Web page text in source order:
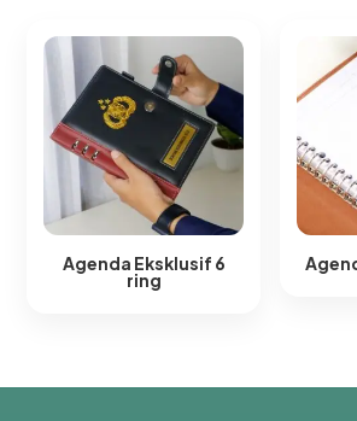
Agenda Eksklusif 6
ring​